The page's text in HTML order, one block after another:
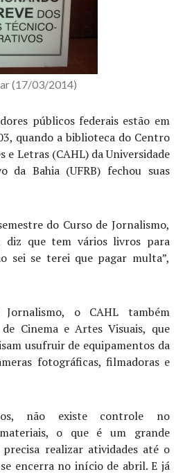
(17/03/2014)
públicos federais estão em
quando a biblioteca do Centro
e Letras (CAHL) da Universidade
da Bahia (UFRB) fechou suas
do Curso de Jornalismo,
diz que tem vários livros para
sei se terei que pagar multa”,
o CAHL também
Cinema e Artes Visuais, que
usufruir de equipamentos da
fotográficas, filmadoras e
não existe controle no
o que é um grande
realizar atividades até o
encerra no início de abril. E já